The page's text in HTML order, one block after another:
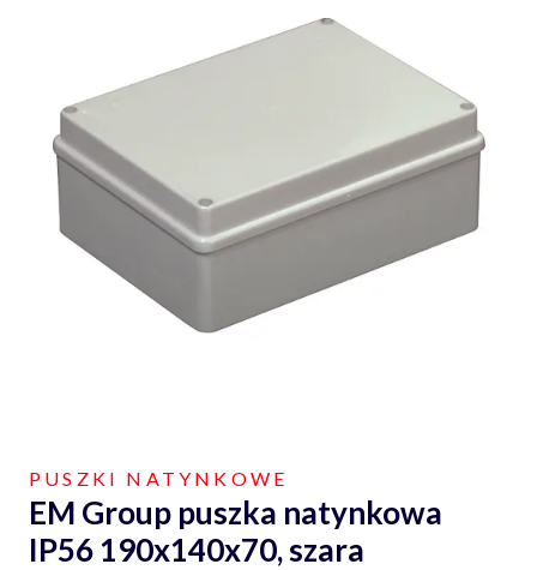
PUSZKI NATYNKOWE
EM Group puszka natynkowa
IP56 190x140x70, szara